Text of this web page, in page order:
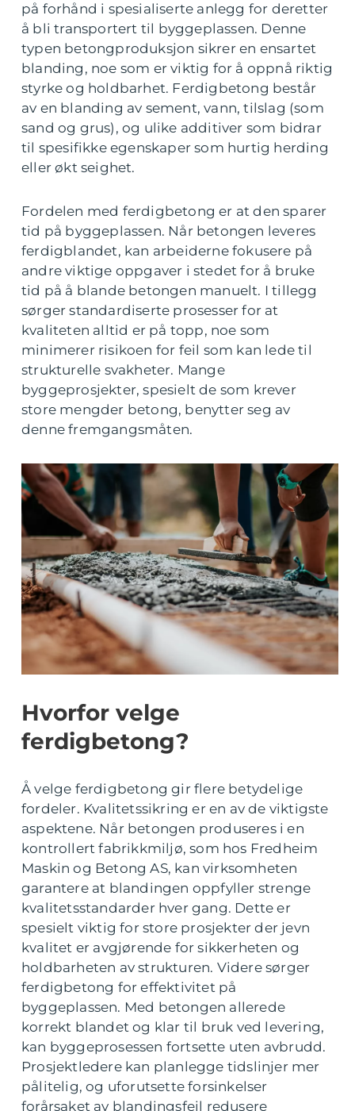
på forhånd i spesialiserte anlegg for deretter
å bli transportert til byggeplassen. Denne
typen betongproduksjon sikrer en ensartet
blanding, noe som er viktig for å oppnå riktig
styrke og holdbarhet. Ferdigbetong består
av en blanding av sement, vann, tilslag (som
sand og grus), og ulike additiver som bidrar
til spesifikke egenskaper som hurtig herding
eller økt seighet.
Fordelen med ferdigbetong er at den sparer
tid på byggeplassen. Når betongen leveres
ferdigblandet, kan arbeiderne fokusere på
andre viktige oppgaver i stedet for å bruke
tid på å blande betongen manuelt. I tillegg
sørger standardiserte prosesser for at
kvaliteten alltid er på topp, noe som
minimerer risikoen for feil som kan lede til
strukturelle svakheter. Mange
byggeprosjekter, spesielt de som krever
store mengder betong, benytter seg av
denne fremgangsmåten.
Hvorfor velge
ferdigbetong?
Å velge ferdigbetong gir flere betydelige
fordeler. Kvalitetssikring er en av de viktigste
aspektene. Når betongen produseres i en
kontrollert fabrikkmiljø, som hos Fredheim
Maskin og Betong AS, kan virksomheten
garantere at blandingen oppfyller strenge
kvalitetsstandarder hver gang. Dette er
spesielt viktig for store prosjekter der jevn
kvalitet er avgjørende for sikkerheten og
holdbarheten av strukturen. Videre sørger
ferdigbetong for effektivitet på
byggeplassen. Med betongen allerede
korrekt blandet og klar til bruk ved levering,
kan byggeprosessen fortsette uten avbrudd.
Prosjektledere kan planlegge tidslinjer mer
pålitelig, og uforutsette forsinkelser
forårsaket av blandingsfeil redusere